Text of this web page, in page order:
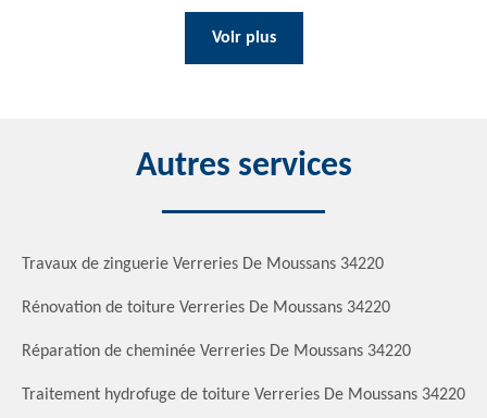
Voir plus
Autres services
Travaux de zinguerie Verreries De Moussans 34220
Rénovation de toiture Verreries De Moussans 34220
Réparation de cheminée Verreries De Moussans 34220
Traitement hydrofuge de toiture Verreries De Moussans 34220